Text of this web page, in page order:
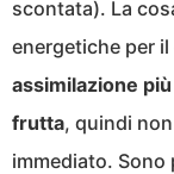
scontata). La
energetiche per
assimilazione
frutta, quindi
immediato. Sono